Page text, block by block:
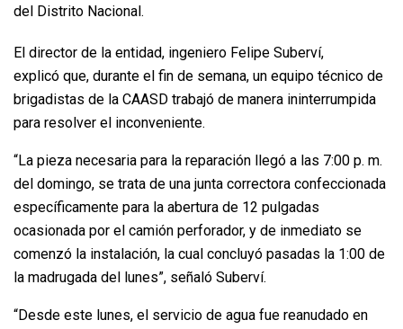
del Distrito Nacional.
El director de la entidad, ingeniero Felipe Suberví,
explicó que, durante el fin de semana, un equipo técnico de
brigadistas de la CAASD trabajó de manera ininterrumpida
para resolver el inconveniente.
“La pieza necesaria para la reparación llegó a las 7:00 p. m.
del domingo, se trata de una junta correctora confeccionada
específicamente para la abertura de 12 pulgadas
ocasionada por el camión perforador, y de inmediato se
comenzó la instalación, la cual concluyó pasadas la 1:00 de
la madrugada del lunes”, señaló Suberví.
“Desde este lunes, el servicio de agua fue reanudado en